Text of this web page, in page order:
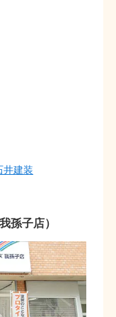
井建装
孫子店）